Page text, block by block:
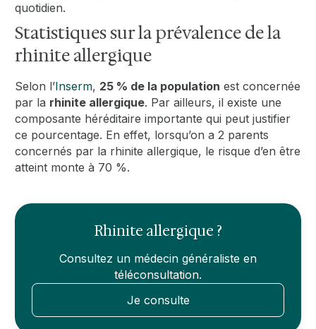
quotidien.
Statistiques sur la prévalence de la
rhinite allergique
Selon l’Inserm, 25 % de la population est concernée
par la rhinite allergique. Par ailleurs, il existe une
composante héréditaire importante qui peut justifier
ce pourcentage. En effet, lorsqu’on a 2 parents
concernés par la rhinite allergique, le risque d’en être
atteint monte à 70 %.
Rhinite allergique ?
Consultez un médecin généraliste en
téléconsultation.
Je consulte